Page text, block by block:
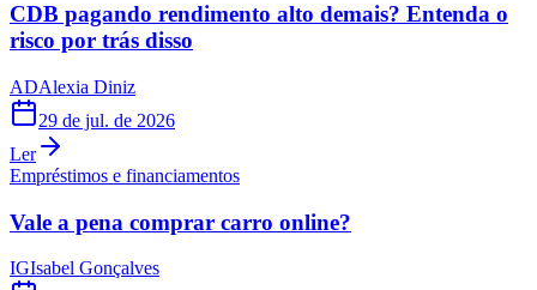
CDB pagando rendimento alto demais? Entenda o
risco por trás disso
ADAlexia Diniz
29 de jul. de 2026
Ler
Empréstimos e financiamentos
Vale a pena comprar carro online?
IGIsabel Gonçalves